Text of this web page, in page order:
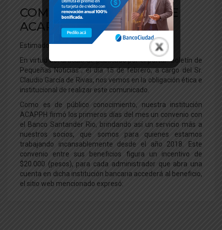
COMUNICADO OFICIAL DE
ACAPPH
Estimados Socios y Amigos,
En virtud del artículo de publicado por el portal “Boletín de
Pequeñas Noticias”, el día 15 de febrero, a cargo del Sr.
Claudio García de Rivas, nos vemos en la obligación ética e
institucional de realizar este comunicado.
Como es de público conocimiento, nuestra institución
ACAPPH firmó los primeros días del mes un convenio con
el Banco Santander Rio, brindando así un servicio más a
nuestros socios, que somos para quienes estamos
trabajando incansablemente desde el año 2018. Este
convenio entre sus beneficios figura un incentivo de
$20.000 (pesos), para cada administrador que abra una
cuenta en dicha institución bancaria accederá al beneficio,
el sitio web mencionado expresó: